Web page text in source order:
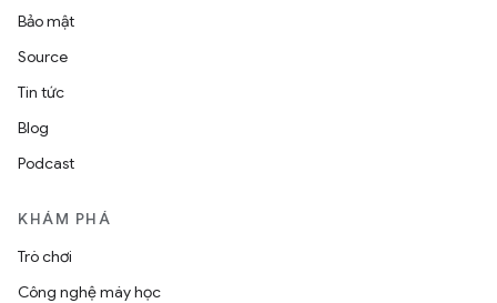
Bảo mật
Source
Tin tức
Blog
Podcast
KHÁM PHÁ
Trò chơi
Công nghệ máy học